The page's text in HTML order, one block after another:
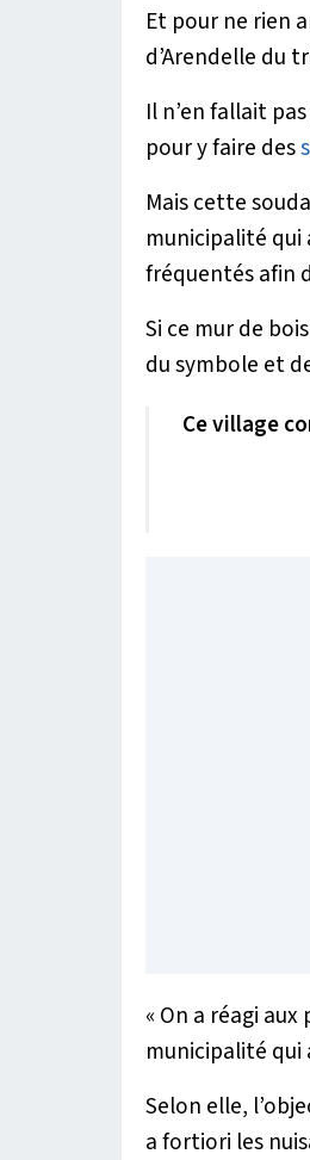
Et pour ne rien
d’Arendelle du
Il n’en fallait
pour y faire des
Mais cette
municipalité qui
fréquentés afin
Si ce mur de
du symbole et
Ce village
« On a réagi
municipalité qui
Selon elle,
a fortiori les